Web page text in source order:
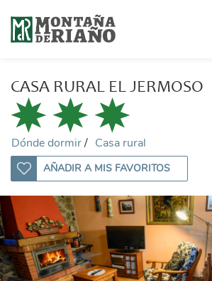
CASA RURAL EL JERMOSO
Dónde dormir Casa rural
AÑADIR A MIS FAVORITOS